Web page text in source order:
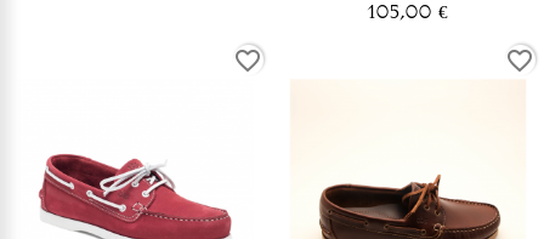
105,00 €
favorite_border favorite_border